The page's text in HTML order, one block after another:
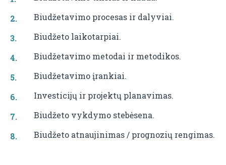
Biudžetavimo procesas ir dalyviai.
Biudžeto laikotarpiai.
Biudžetavimo metodai ir metodikos.
Biudžetavimo įrankiai.
Investicijų ir projektų planavimas.
Biudžeto vykdymo stebėsena.
Biudžeto atnaujinimas / prognozių rengimas.